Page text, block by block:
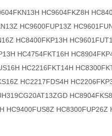
HC9604FKZ8H
HC9600FUP13Z
HC8400FKP13H
HC4754FKT16H
HC2216FKT14H
HC2217FDS4H
HC9400FUS8Z